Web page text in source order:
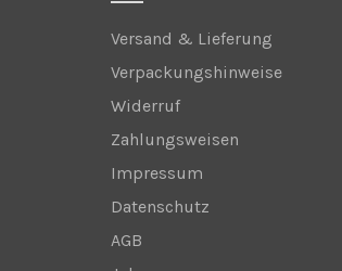
Versand & Lieferung
Verpackungshinweise
Widerruf
Zahlungsweisen
Impressum
Datenschutz
AGB